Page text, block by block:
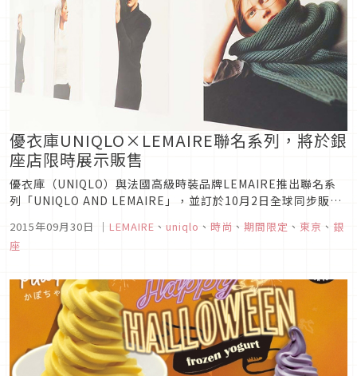
優衣庫UNIQLO×LEMAIRE聯名系列，將於銀
座店限時展示販售
優衣庫（UNIQLO）與法國高級時裝品牌LEMAIRE推出聯名系
列「UNIQLO AND LEMAIRE」，並訂於10月2日全球同步販
常生活也能展現優雅路線的居家服飾系列。目前共推出了襯衫和
針織服裝，外套，褲子，裙子，連衣裙等女性共31種款式、...
2015年09月30日 ｜ LEMAIRE 、 uniqlo 、 時尚 、 期間限定 、 東京 、 銀
座